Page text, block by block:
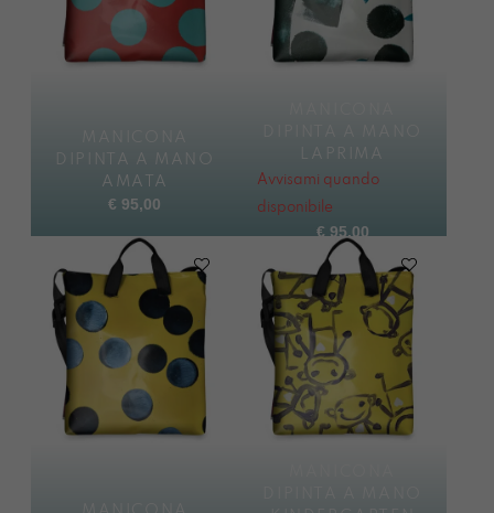
DIPINTA A MANO
AMATA
€ 95,00
LAPRIMA
Avvisami quando
disponibile
€ 95,00